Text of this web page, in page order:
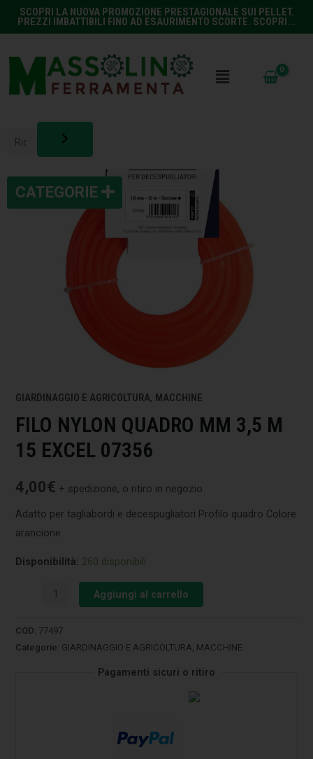
SCOPRI LA NUOVA PROMOZIONE PRESTAGIONALE SUI PELLET.
PREZZI IMBATTIBILI FINO AD ESAURIMENTO SCORTE. SCOPRI...
GIARDINAGGIO E AGRICOLTURA, MACCHINE
FILO NYLON QUADRO MM 3,5 M
15 EXCEL 07356
4,00€ + spedizione, o ritiro in negozio
Adatto per tagliabordi e decespugliatori Profilo quadro Colore
arancione
Disponibilità: 260 disponibili
Aggiungi al carrello
COD: 77497
Categorie: GIARDINAGGIO E AGRICOLTURA MACCHINE
Pagamenti sicuri o ritiro